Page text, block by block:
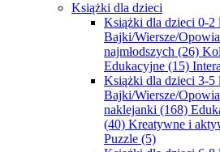
Książki dla dzieci
Książki dla dzieci 0-2
Bajki/Wiersze/
najmłodszych (26)
Edukacyjne (15)
Książki dla dzieci 3-5
Bajki/Wiersze/
naklejanki (168)
(40) Kreatywne i
Puzzle (5)